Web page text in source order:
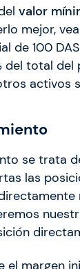
valor
mejor,
de 100
del total
activos
se trata
las
el margen